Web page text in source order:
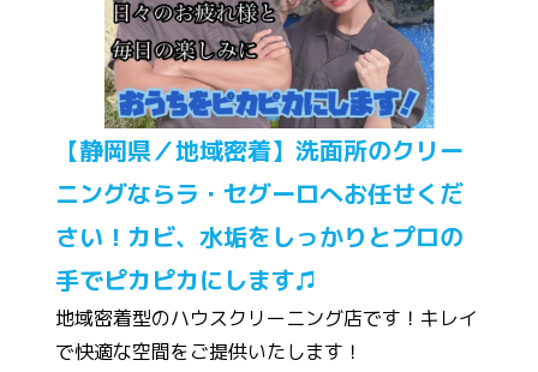
【静岡県／地域密着】洗面所のクリー
ニングならラ・セグーロへお任せくだ
さい！カビ、水垢をしっかりとプロの
手でピカピカにします♫
地域密着型のハウスクリーニング店です！キレイ
で快適な空間をご提供いたします！